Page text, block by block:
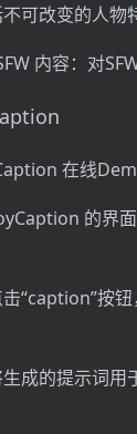
可改变的人物
内容：对
在线
的界
“caption”按
成的提示词用